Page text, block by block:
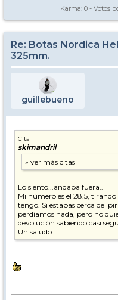
Karma: 0 - Votos
Re: Botas Nordica
325mm.
guillebueno
Cita
skimandril
Lo siento...andaba fuera..
Mi número es el 28.5,
tengo. Si estabas cerca del
perdíamos nada, pero no
devolución sabiendo casi
Un saludo